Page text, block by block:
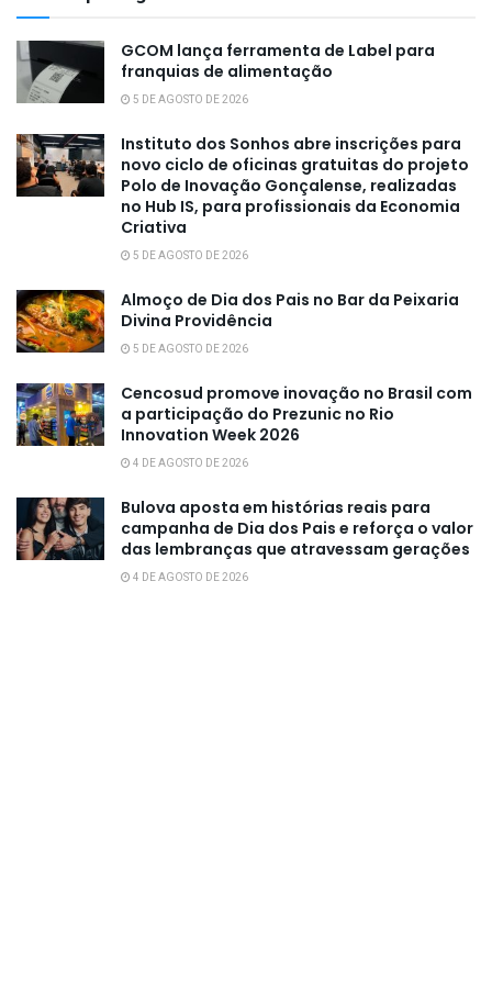
GCOM lança ferramenta de Label para
franquias de alimentação
5 DE AGOSTO DE 2026
Instituto dos Sonhos abre inscrições para
novo ciclo de oficinas gratuitas do projeto
Polo de Inovação Gonçalense, realizadas
no Hub IS, para profissionais da Economia
Criativa
5 DE AGOSTO DE 2026
Almoço de Dia dos Pais no Bar da Peixaria
Divina Providência
5 DE AGOSTO DE 2026
Cencosud promove inovação no Brasil com
a participação do Prezunic no Rio
Innovation Week 2026
4 DE AGOSTO DE 2026
Bulova aposta em histórias reais para
campanha de Dia dos Pais e reforça o valor
das lembranças que atravessam gerações
4 DE AGOSTO DE 2026